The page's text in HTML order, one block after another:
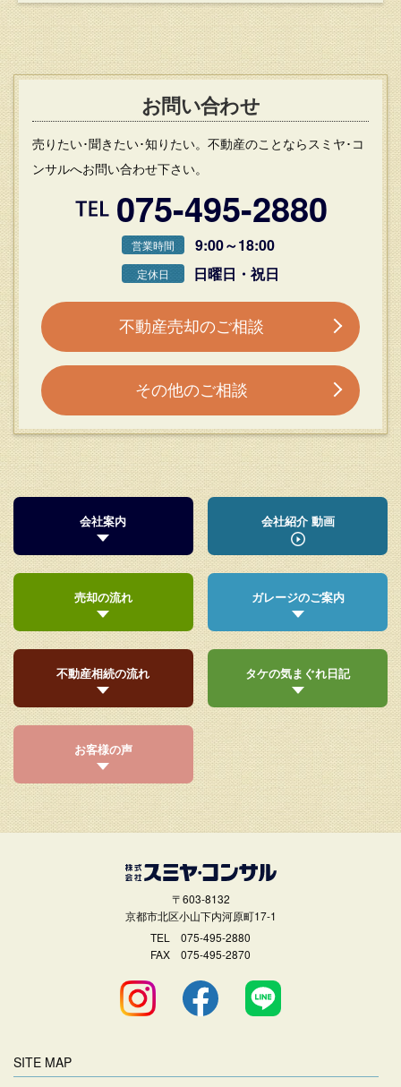
お問い合わせ
売りたい･聞きたい･知りたい。不動産のことならスミヤ･コ
ンサルへお問い合わせ下さい。
075-495-2880
営業時間 9:00～18:00
定休日 日曜日・祝日
不動産売却のご相談
その他のご相談
会社案内 会社紹介 動画
売却の流れ ガレージのご案内
不動産相続の流れ タケの気まぐれ日記
お客様の声
〒603-8132
京都市北区小山下内河原町17-1
TEL 075-495-2880
FAX 075-495-2870
SITE MAP